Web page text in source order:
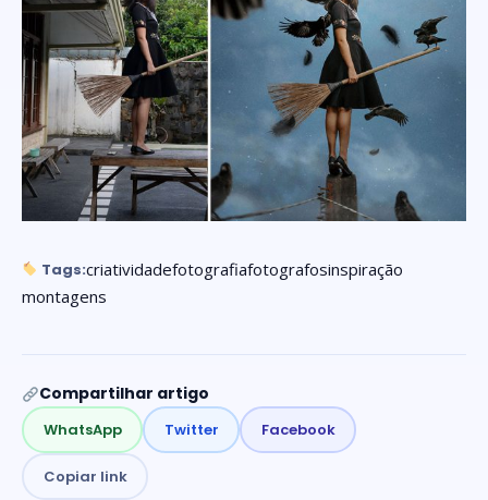
Tags:criatividadefotografiafotografosinspiração
montagens
Compartilhar artigo
WhatsApp Twitter Facebook
Copiar link